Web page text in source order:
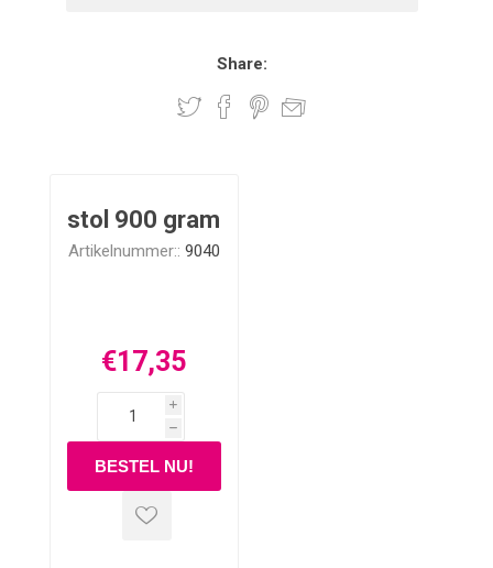
Share:
stol 900 gram
Artikelnummer:: 9040
€17,35
i
h